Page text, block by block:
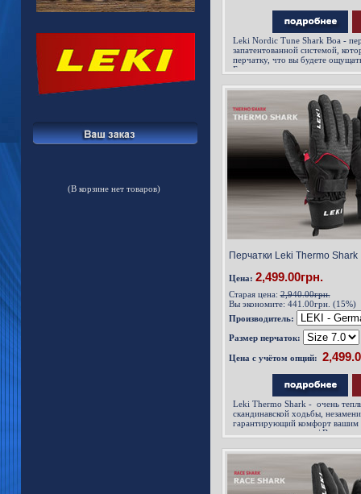
(В корзине нет товаров)
Leki Nordic Tune Shark Boa -
запатентованной системой,
перчатку, что вы будете
Благодаря этому достигается
новый уровень!
Перчатки Leki Thermo
Цена: 2,499.00грн.
Старая цена:2,940.00грн.
Вы экономите: 441.00грн. (15%)
Производитель:
Размер перчаток:
Цена с учётом опций:
Leki Thermo Shark - очень
скандинавской ходьбы,
гарантирующий комфорт вашим
холодное время года / В этих
Со стороны ладони перчатки